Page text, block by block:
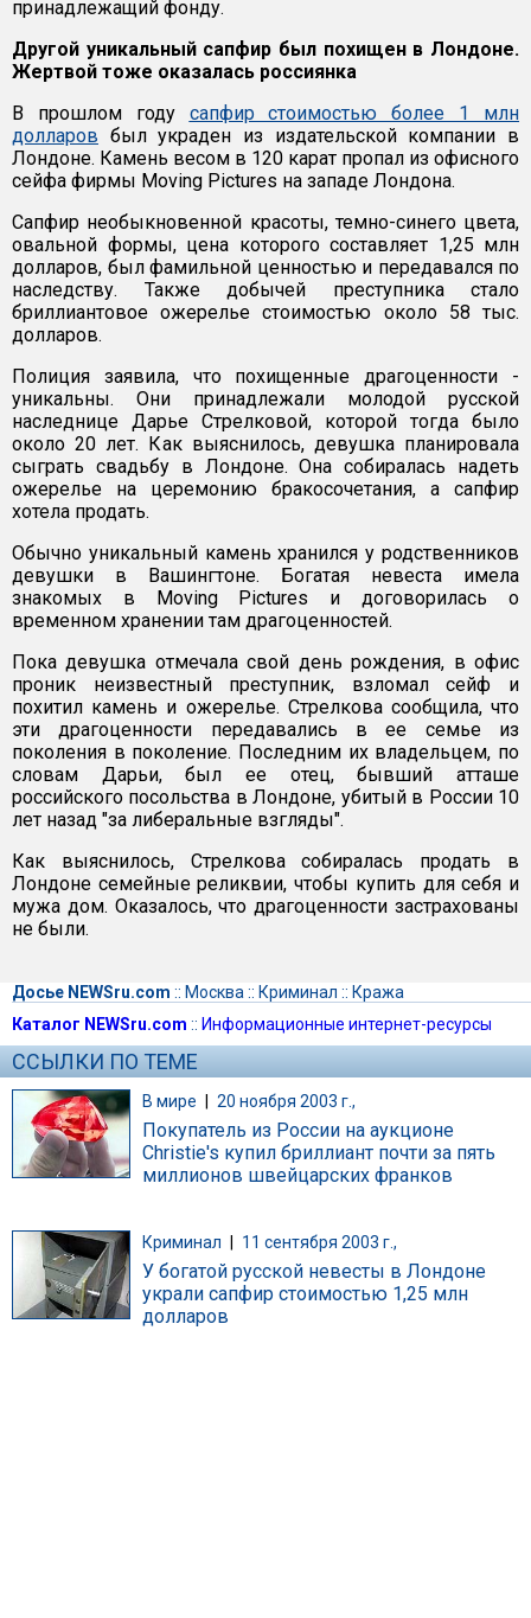
принадлежащий фонду.
Другой уникальный сапфир был похищен в Лондоне.
Жертвой тоже оказалась россиянка
В прошлом году сапфир стоимостью более 1 млн
долларов был украден из издательской компании в
Лондоне. Камень весом в 120 карат пропал из офисного
сейфа фирмы Moving Pictures на западе Лондона.
Сапфир необыкновенной красоты, темно-синего цвета,
овальной формы, цена которого составляет 1,25 млн
долларов, был фамильной ценностью и передавался по
наследству. Также добычей преступника стало
бриллиантовое ожерелье стоимостью около 58 тыс.
долларов.
Полиция заявила, что похищенные драгоценности -
уникальны. Они принадлежали молодой русской
наследнице Дарье Стрелковой, которой тогда было
около 20 лет. Как выяснилось, девушка планировала
сыграть свадьбу в Лондоне. Она собиралась надеть
ожерелье на церемонию бракосочетания, а сапфир
хотела продать.
Обычно уникальный камень хранился у родственников
девушки в Вашингтоне. Богатая невеста имела
знакомых в Moving Pictures и договорилась о
временном хранении там драгоценностей.
Пока девушка отмечала свой день рождения, в офис
проник неизвестный преступник, взломал сейф и
похитил камень и ожерелье. Стрелкова сообщила, что
эти драгоценности передавались в ее семье из
поколения в поколение. Последним их владельцем, по
словам Дарьи, был ее отец, бывший атташе
российского посольства в Лондоне, убитый в России 10
лет назад "за либеральные взгляды".
Как выяснилось, Стрелкова собиралась продать в
Лондоне семейные реликвии, чтобы купить для себя и
мужа дом. Оказалось, что драгоценности застрахованы
не были.
Досье NEWSru.com :: Москва :: Криминал :: Кража
Каталог NEWSru.com :: Информационные интернет-ресурсы
ССЫЛКИ ПО ТЕМЕ
В мире | 20 ноября 2003 г.,
Покупатель из России на аукционе
Christie's купил бриллиант почти за пять
миллионов швейцарских франков
Криминал 11 сентября 2003 г.,
У богатой русской невесты в Лондоне
украли сапфир стоимостью 1,25 млн
долларов